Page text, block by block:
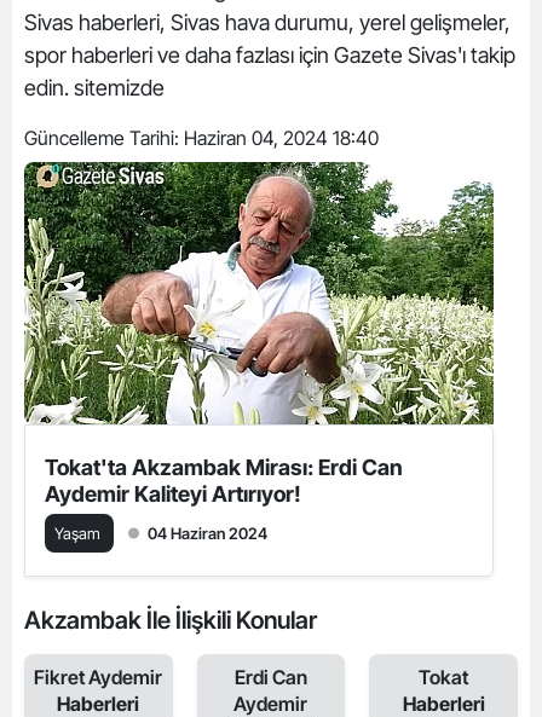
Sivas haberleri, Sivas hava durumu, yerel gelişmeler,
spor haberleri ve daha fazlası için Gazete Sivas'ı takip
edin. sitemizde
Güncelleme Tarihi: Haziran 04, 2024 18:40
Tokat'ta Akzambak Mirası: Erdi Can
Aydemir Kaliteyi Artırıyor!
Yaşam 04 Haziran 2024
Akzambak İle İlişkili Konular
Fikret Aydemir
Haberleri
Erdi Can
Aydemir
Tokat
Haberleri